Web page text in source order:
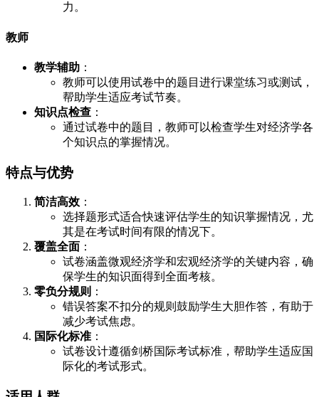
力。
教师
教学辅助 ：
教师可以使用试卷中的题目进行课堂练习或测试，
帮助学生适应考试节奏。
知识点检查 ：
通过试卷中的题目，教师可以检查学生对经济学各
个知识点的掌握情况。
特点与优势
简洁高效 ：
选择题形式适合快速评估学生的知识掌握情况，尤
其是在考试时间有限的情况下。
覆盖全面 ：
试卷涵盖微观经济学和宏观经济学的关键内容，确
保学生的知识面得到全面考核。
零负分规则 ：
错误答案不扣分的规则鼓励学生大胆作答，有助于
减少考试焦虑。
国际化标准 ：
试卷设计遵循剑桥国际考试标准，帮助学生适应国
际化的考试形式。